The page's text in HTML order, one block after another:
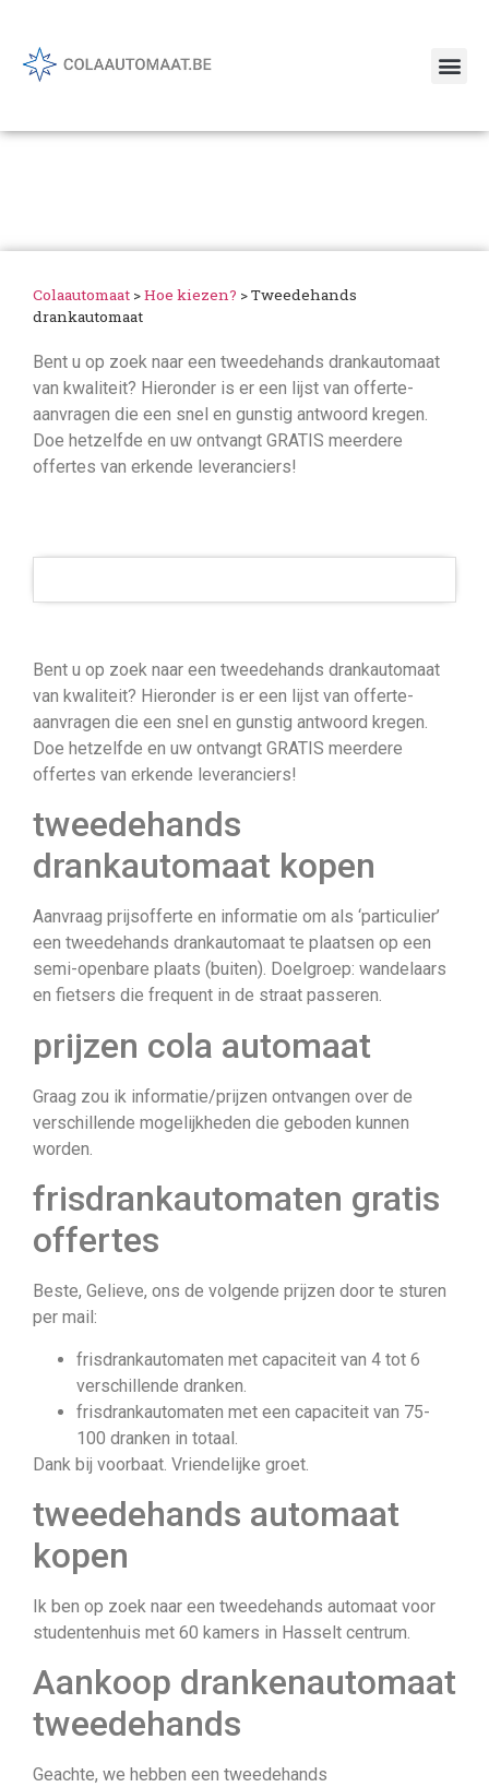
Colaautomaat >Hoe kiezen? >Tweedehands
drankautomaat
Bent u op zoek naar een tweedehands drankautomaat
van kwaliteit? Hieronder is er een lijst van offerte-
aanvragen die een snel en gunstig antwoord kregen.
Doe hetzelfde en uw ontvangt GRATIS meerdere
offertes van erkende leveranciers!
Bent u op zoek naar een tweedehands drankautomaat
van kwaliteit? Hieronder is er een lijst van offerte-
aanvragen die een snel en gunstig antwoord kregen.
Doe hetzelfde en uw ontvangt GRATIS meerdere
offertes van erkende leveranciers!
tweedehands
drankautomaat kopen
Aanvraag prijsofferte en informatie om als ‘particulier’
een tweedehands drankautomaat te plaatsen op een
semi-openbare plaats (buiten). Doelgroep: wandelaars
en fietsers die frequent in de straat passeren.
prijzen cola automaat
Graag zou ik informatie/prijzen ontvangen over de
verschillende mogelijkheden die geboden kunnen
worden.
frisdrankautomaten gratis
offertes
Beste, Gelieve, ons de volgende prijzen door te sturen
per mail:
frisdrankautomaten met capaciteit van 4 tot 6
verschillende dranken.
frisdrankautomaten met een capaciteit van 75-
100 dranken in totaal.
Dank bij voorbaat. Vriendelijke groet.
tweedehands automaat
kopen
Ik ben op zoek naar een tweedehands automaat voor
studentenhuis met 60 kamers in Hasselt centrum.
Aankoop drankenautomaat
tweedehands
Geachte, we hebben een tweedehands